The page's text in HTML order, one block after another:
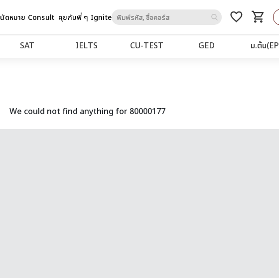
นัดหมาย Consult คุยกับพี่ ๆ Igniteto
favorite_border shopping_cart
รถเข็น
SAT IELTS CU‑TEST GED ม.ต้น
We could not find anything for 80000177